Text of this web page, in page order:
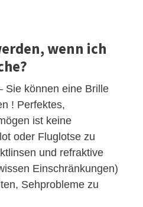
wenn ich
Sie können eine Brille
! Perfektes,
ist keine
oder Fluglotse zu
und refraktive
Einschränkungen)
Sehprobleme zu